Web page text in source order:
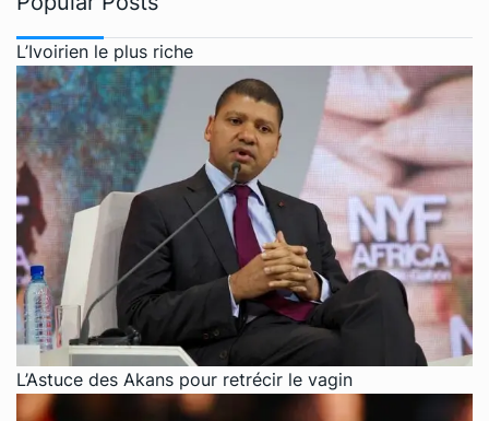
L’Ivoirien le plus riche
L’Astuce des Akans pour retrécir le vagin